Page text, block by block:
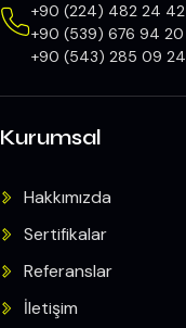
+90 (224) 482 24 42
+90 (539) 676 94 20
+90 (543) 285 09 24
Kurumsal
Hakkımızda
Sertifikalar
Referanslar
İletişim